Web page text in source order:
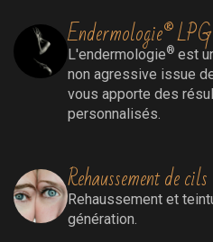
Endermologie® LPG
L'endermologie® est
non agressive issue
vous apporte des
personnalisés.
Rehaussement de cils
Rehaussement et
génération.